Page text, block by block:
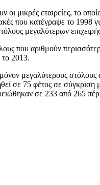
μικρές εταιρείες, το
που κατέγραψε το 1998
μεγαλύτερων
που αριθμούν
2013.
μεγαλύτερους
σε 75 φέτος σε σύγκριση
σε 233 από 265